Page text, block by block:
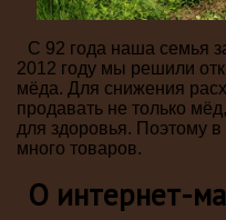
С 92 года наша семья
2012 году мы решили
мёда. Для снижения
продавать не только
для здоровья. Поэтому
много товаров.
О интернет-